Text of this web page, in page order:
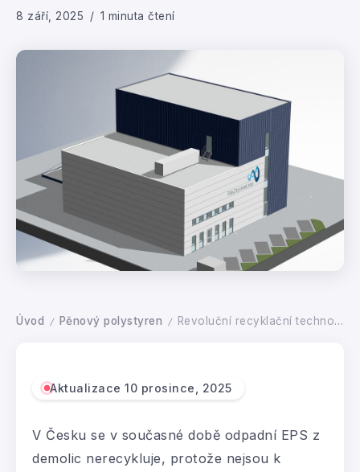
8 září, 2025 1 minuta čtení
Úvod / Pěnový polystyren / Revoluční recyklační technologie PolyStyreneLoop
Aktualizace 10 prosince, 2025
V Česku se v současné době odpadní EPS z
demolic nerecykluje, protože nejsou k